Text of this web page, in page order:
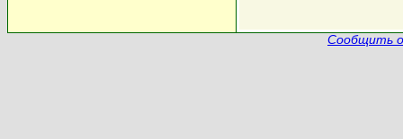
Сообщить о